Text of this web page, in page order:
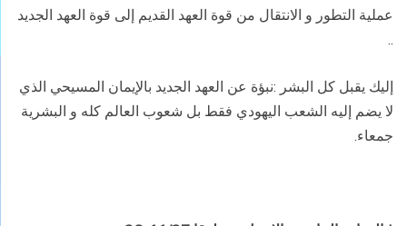
عملية التطور و الانتقال من قوة العهد القديم إلى قوة العهد الجديد
..
إليك يقبل كل البشر :نبؤة عن العهد الجديد بالإيمان المسيحي الذي
لا يضم إليه الشعب اليهودي فقط بل شعوب العالم كله و البشرية
جمعاء.